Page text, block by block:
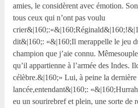
amies, le considèrent avec émotion.
tous ceux qui n’ont pas voulu
dit&|160;: «&|160;Il merappelle le jeu
champion que j’aie connu.
qu’il appartienne à l’armée des Indes.
célèbre.&|160;» Lui, à peine la
lancée,entendant&|160;:
eu un sourirebref et plein, une sorte de